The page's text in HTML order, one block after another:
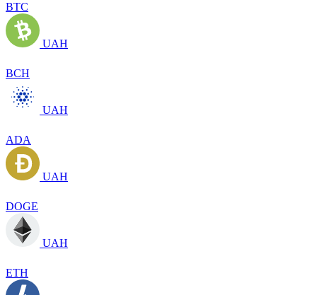
BTC
UAH
BCH
UAH
ADA
UAH
DOGE
UAH
ETH